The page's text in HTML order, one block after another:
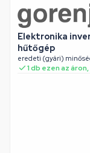
Elektronika
hűtőgép
eredeti (gyári)
1 db ezen az